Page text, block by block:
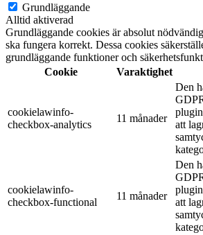
Grundläggande
Alltid aktiverad
Grundläggande cookies är absolut
ska fungera korrekt. Dessa cookies
grundläggande funktioner och
Cookie
Varaktighet
cookielawinfo-
checkbox-analytics
11 månader
Den
att
cookielawinfo-
checkbox-functional
11 månader
Den
att